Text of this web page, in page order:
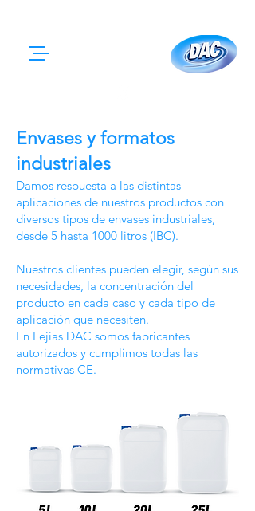
Envases y formatos
industriales
Damos respuesta a las distintas
aplicaciones de nuestros productos con
diversos tipos de envases industriales,
desde 5 hasta 1000 litros (IBC).
Nuestros clientes pueden elegir, según sus
necesidades, la concentración del
producto en cada caso y cada tipo de
aplicación que necesiten.
En Lejías DAC somos fabricantes
autorizados y cumplimos todas las
normativas CE.